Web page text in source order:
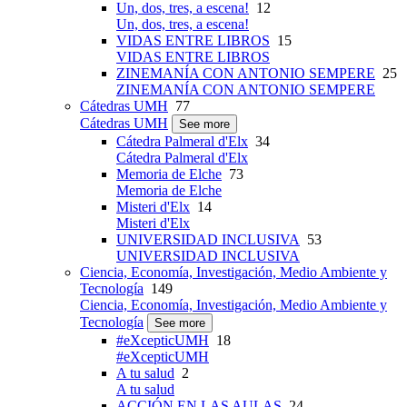
Un, dos, tres, a escena! 12
Un, dos, tres, a escena!
VIDAS ENTRE LIBROS 15
VIDAS ENTRE LIBROS
ZINEMANÍA CON ANTONIO SEMPERE 25
ZINEMANÍA CON ANTONIO SEMPERE
Cátedras UMH 77
Cátedras UMH
See more
Cátedra Palmeral d'Elx 34
Cátedra Palmeral d'Elx
Memoria de Elche 73
Memoria de Elche
Misteri d'Elx 14
Misteri d'Elx
UNIVERSIDAD INCLUSIVA
53
UNIVERSIDAD INCLUSIVA
Ciencia, Economía, Investigación, Medio Ambiente y
Tecnología 149
Ciencia, Economía, Investigación, Medio Ambiente y
Tecnología
See more
#eXcepticUMH 18
#eXcepticUMH
A tu salud 2
A tu salud